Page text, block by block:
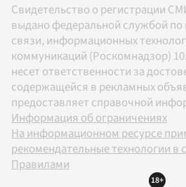
Свидетельство о регистрации
выдано федеральной службой по
связи, информационных
коммуникаций (Роскомнадзор)
несет ответственности за
содержащейся в рекламных
предоставляет справочной
Информация об ограничениях
На информационном ресурсе
рекомендательные технологии в
Правилами
18+